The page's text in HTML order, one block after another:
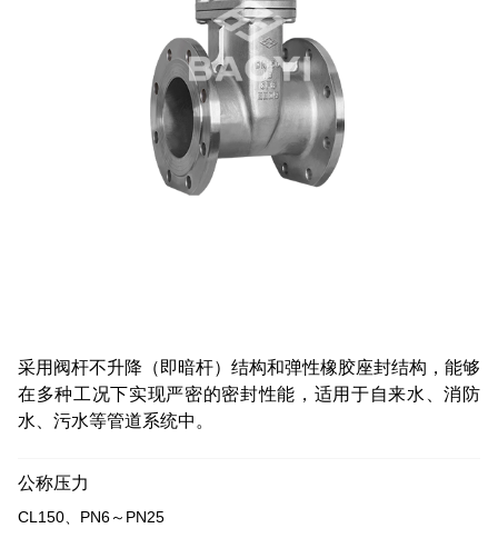
采用阀杆不升降（即暗杆）结构和弹性橡胶座封结构，能够
在多种工况下实现严密的密封性能，适用于自来水、消防
水、污水等管道系统中。
公称压力
CL150、PN6～PN25